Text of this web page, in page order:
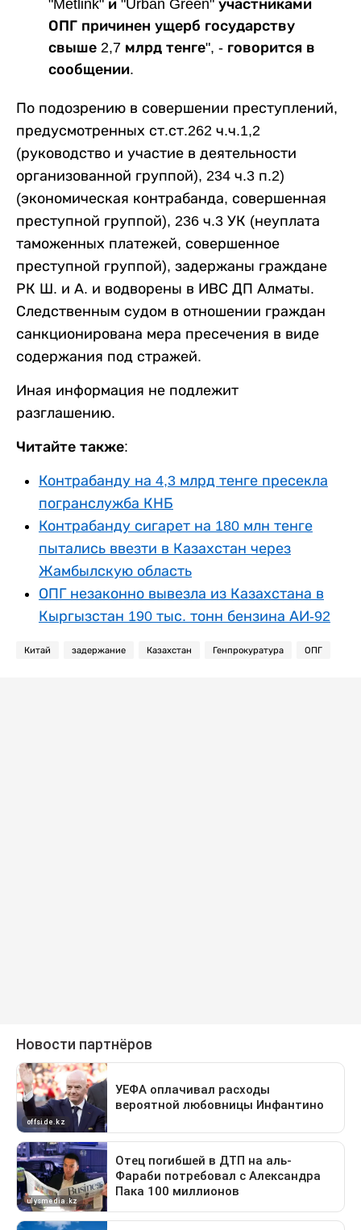
"Metlink" и "Urban Green" участниками
ОПГ причинен ущерб государству
свыше 2,7 млрд тенге", - говорится в
сообщении.
По подозрению в совершении преступлений,
предусмотренных ст.ст.262 ч.ч.1,2
(руководство и участие в деятельности
организованной группой), 234 ч.3 п.2)
(экономическая контрабанда, совершенная
преступной группой), 236 ч.3 УК (неуплата
таможенных платежей, совершенное
преступной группой), задержаны граждане
РК Ш. и А. и водворены в ИВС ДП Алматы.
Следственным судом в отношении граждан
санкционирована мера пресечения в виде
содержания под стражей.
Иная информация не подлежит
разглашению.
Читайте также:
Контрабанду на 4,3 млрд тенге пресекла
погранслужба КНБ
Контрабанду сигарет на 180 млн тенге
пытались ввезти в Казахстан через
Жамбылскую область
ОПГ незаконно вывезла из Казахстана в
Кыргызстан 190 тыс. тонн бензина АИ-92
Китай задержание Казахстан Генпрокуратура ОПГ